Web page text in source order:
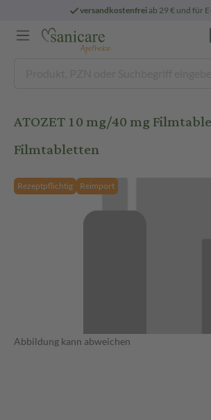
versandkostenfreiab 29 € und für
ATOZET 10 mg/40 mg
Filmtabletten
Rezeptpflichtig Reimport
Abbildung kann abweichen